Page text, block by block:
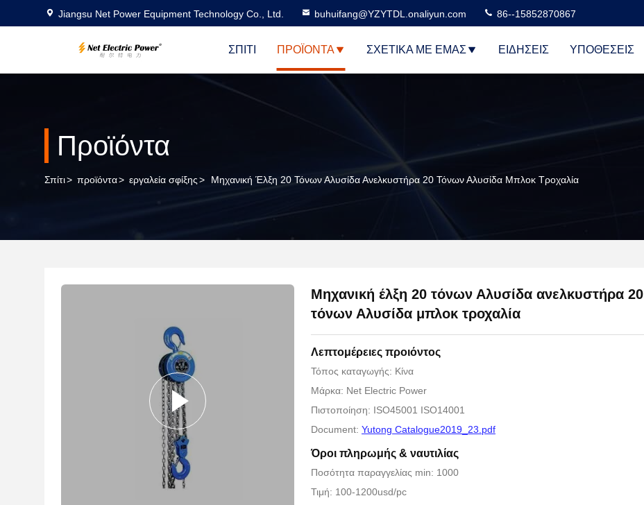
Jiangsu Net Power Equipment Technology Co., Ltd. buhuifang@YZYTDL.onaliyun.com 86--15852870867
ΣΠΊΤΙ ΠΡΟΪΌΝΤΑ ΣΧΕΤΙΚΆ ΜΕ ΕΜΆΣ ΕΙΔΉΣΕΙΣ ΥΠΟΘΈΣΕΙΣ
Προϊόντα
Σπίτι> προϊόντα> εργαλεία σφίξης> Μηχανική Έλξη 20 Τόνων Αλυσίδα Ανελκυστήρα 20 Τόνων Αλυσίδα Μπλοκ Τροχαλία
Μηχανική έλξη 20 τόνων Αλυσίδα ανελκυστήρα 20
τόνων Αλυσίδα μπλοκ τροχαλία
Λεπτομέρειες προιόντος
Τόπος καταγωγής: Κίνα
Μάρκα: Net Electric Power
Πιστοποίηση: ISO45001 ISO14001
Document: Yutong Catalogue2019_23.pdf
Όροι πληρωμής & ναυτιλίας
Ποσότητα παραγγελίας min: 1000
Τιμή: 100-1200usd/pc